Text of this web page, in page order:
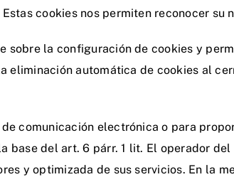
cookies nos permiten reconocer su
sobre la configuración de cookies y
eliminación automática de cookies al
comunicación electrónica o para
base del art. 6 párr. 1 lit. El operador
y optimizada de sus servicios. En la